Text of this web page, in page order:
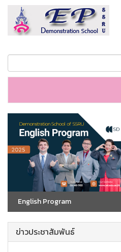
English Program
ข่าวประชาสัมพันธ์